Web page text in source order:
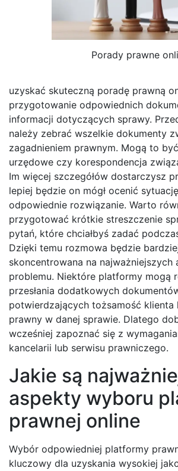
Porady prawne
uzyskać skuteczną poradę prawną
przygotowanie odpowiednich
informacji dotyczących sprawy.
należy zebrać wszelkie dokumenty
zagadnieniem prawnym. Mogą to
urzędowe czy korespondencja
Im więcej szczegółów dostarczysz
lepiej będzie on mógł ocenić
odpowiednie rozwiązanie. Warto
przygotować krótkie streszczenie
pytań, które chciałbyś zadać
Dzięki temu rozmowa będzie
skoncentrowana na najważniejszych
problemu. Niektóre platformy mogą
przesłania dodatkowych
potwierdzających tożsamość klienta
prawny w danej sprawie. Dlatego
wcześniej zapoznać się z
kancelarii lub serwisu prawniczego.
Jakie są
aspekty wyboru
prawnej online
Wybór odpowiedniej platformy
kluczowy dla uzyskania wysokiej